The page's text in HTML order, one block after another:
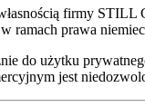
firmy STILL
ramach prawa
do użytku
jest